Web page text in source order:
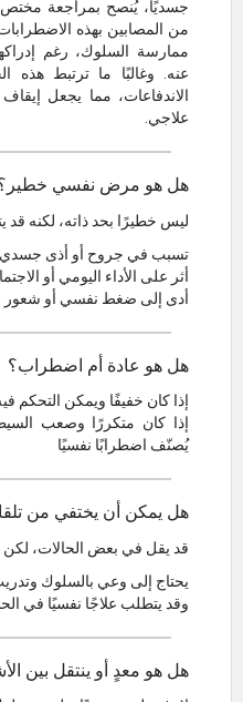
جسديًا، يُنصح بمراجعة مختص
من المصابين بهذه
ممارسة السلوك، رغم
عنه. وغالبًا ما ترتبط
الاندفاعات، مما يجعل
علاجي.
هل هو مرض نفسي
ليس خطيرًا بحد ذاته، لكنه قد
تسبب في جروح أو أذى جسدي
أثر على الأداء اليومي أو
أدى إلى ضغط نفسي أو شعور
هل هو عادة أم اضطراب؟
إذا كان خفيفًا ويمكن التحكم
إذا كان متكررًا وصعب
يُصنّف اضطرابًا نفسيًا
هل يمكن أن يختفي من
قد يقل في بعض الحالات، لكن
يحتاج إلى وعي بالسلوك
وقد يتطلب علاجًا نفسيًا في
هل هو معدٍ أو ينتقل بين